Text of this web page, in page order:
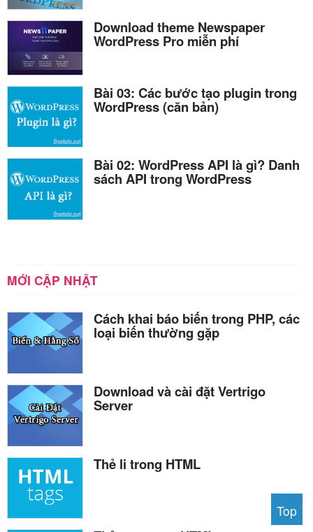
Download theme Newspaper
WordPress Pro miễn phí
Bài 03: Các bước tạo plugin trong
WordPress (căn bản)
Bài 02: WordPress API là gì? Danh
sách API trong WordPress
MỚI CẬP NHẬT
Cách khai báo biến trong PHP, các
loại biến thường gặp
Download và cài đặt Vertrigo
Server
Thẻ li trong HTML
Top